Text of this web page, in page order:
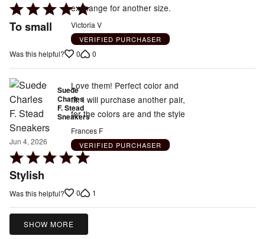
Rated
5
of
5
To small
exchange for another size.
Victoria V
VERIFIED PURCHASER
Was this helpful? 0 0
Suede
Charles
F. Stead
Sneakers
Jun 4, 2026
Rated
5
out
of
5
Stylish
Love them! Perfect color and
fit. I will purchase another pair,
for the colors are and the style
Frances F
VERIFIED PURCHASER
Was this helpful? 0 1
SHOW MORE